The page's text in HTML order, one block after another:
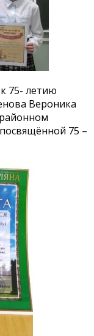
75- летию
Вероника
75 –